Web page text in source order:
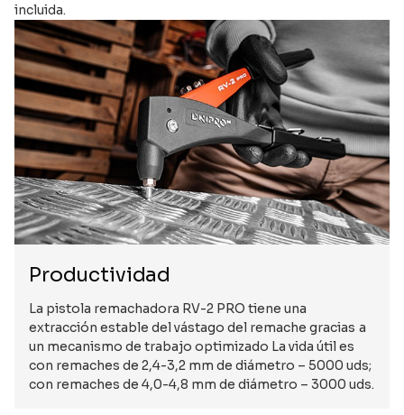
incluida.
Productividad
La pistola remachadora RV-2 PRO tiene una
extracción estable del vástago del remache gracias a
un mecanismo de trabajo optimizado La vida útil es
con remaches de 2,4-3,2 mm de diámetro – 5000 uds;
con remaches de 4,0-4,8 mm de diámetro – 3000 uds.